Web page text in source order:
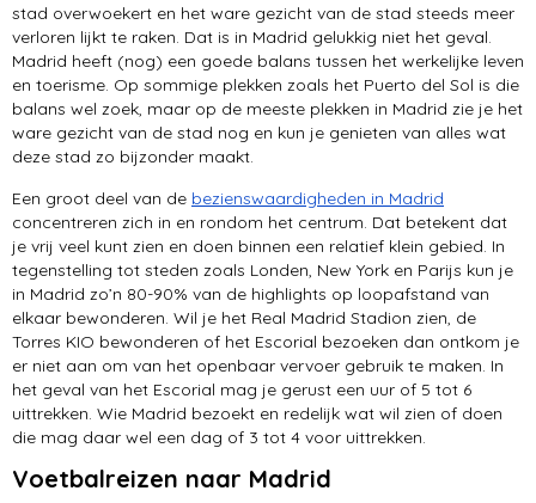
stad overwoekert en het ware gezicht van de stad steeds meer
verloren lijkt te raken. Dat is in Madrid gelukkig niet het geval.
Madrid heeft (nog) een goede balans tussen het werkelijke leven
en toerisme. Op sommige plekken zoals het Puerto del Sol is die
balans wel zoek, maar op de meeste plekken in Madrid zie je het
ware gezicht van de stad nog en kun je genieten van alles wat
deze stad zo bijzonder maakt.
Een groot deel van de bezienswaardigheden in Madrid
concentreren zich in en rondom het centrum. Dat betekent dat
je vrij veel kunt zien en doen binnen een relatief klein gebied. In
tegenstelling tot steden zoals Londen, New York en Parijs kun je
in Madrid zo’n 80-90% van de highlights op loopafstand van
elkaar bewonderen. Wil je het Real Madrid Stadion zien, de
Torres KIO bewonderen of het Escorial bezoeken dan ontkom je
er niet aan om van het openbaar vervoer gebruik te maken. In
het geval van het Escorial mag je gerust een uur of 5 tot 6
uittrekken. Wie Madrid bezoekt en redelijk wat wil zien of doen
die mag daar wel een dag of 3 tot 4 voor uittrekken.
Voetbalreizen naar Madrid